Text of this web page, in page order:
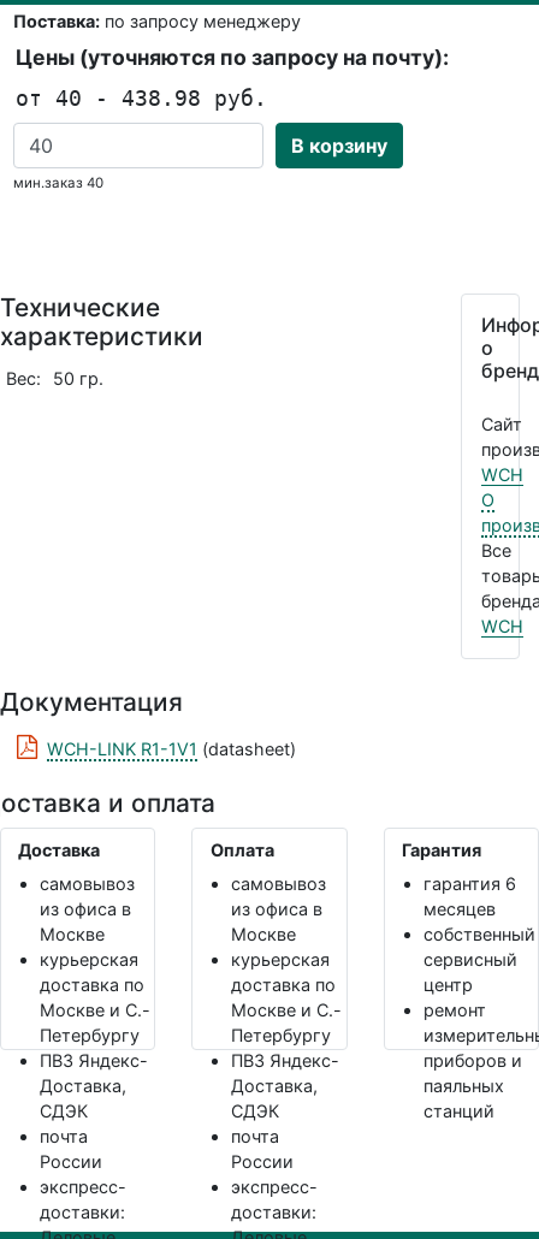
Поставка:по запросу менеджеру
Цены (уточняются по запросу на почту):
от 40 - 438.98 руб.
В корзину
мин.заказ 40
Технические
характеристики
Вес: 50 гр.
о
Сайт
WCH
О
Все
WCH
Документация
WCH-LINK R1-1V1 (datasheet)
и оплата
Доставка
самовывоз
из офиса в
Москве
курьерская
доставка по
Москве и С.-
Петербургу
ПВЗ Яндекс-
Доставка,
СДЭК
почта
России
экспресс-
доставки:
Оплата
самовывоз
из офиса в
Москве
курьерская
доставка по
Москве и С.-
Петербургу
ПВЗ Яндекс-
Доставка,
СДЭК
почта
России
экспресс-
доставки:
Гарантия
гарантия 6
месяцев
собственный
сервисный
центр
ремонт
приборов и
паяльных
станций